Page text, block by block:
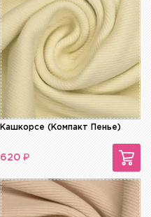
Кашкорсе (Компакт Пенье)
620 ₽